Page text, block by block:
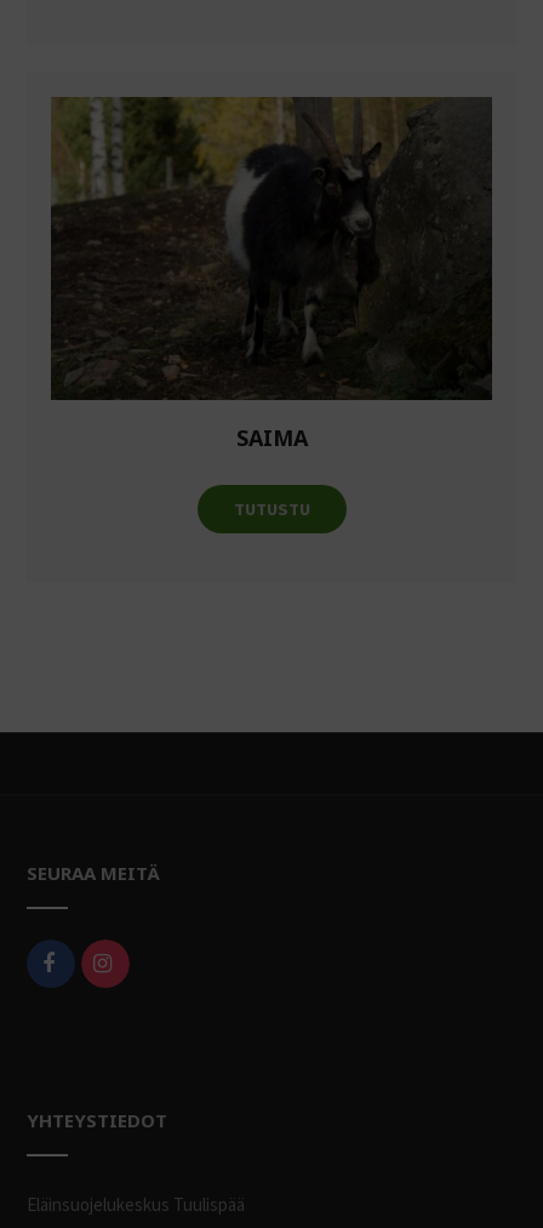
SAIMA
TUTUSTU
SEURAA MEITÄ
YHTEYSTIEDOT
Eläinsuojelukeskus Tuulispää